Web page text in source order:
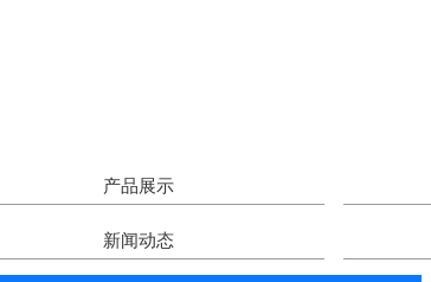
产品展示
新闻动态